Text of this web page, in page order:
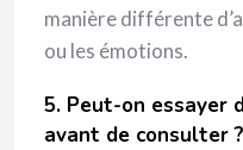
manière différente
ou les émotions.
5. Peut-on essayer
avant de consulter ?